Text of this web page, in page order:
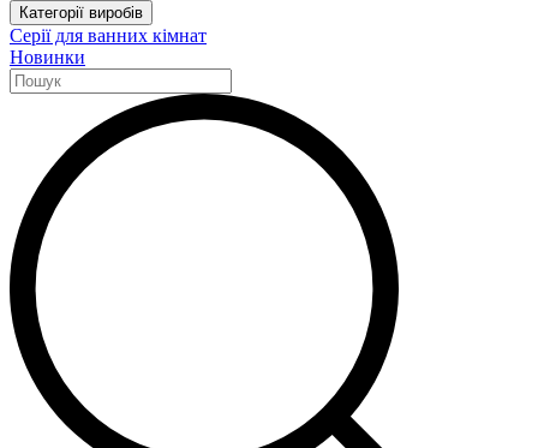
Категорії виробів
Серії для ванних кімнат
Новинки